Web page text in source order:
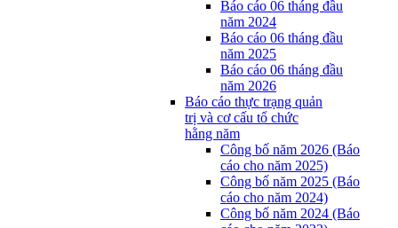
Báo cáo 06 tháng đầu
năm 2024
Báo cáo 06 tháng đầu
năm 2025
Báo cáo 06 tháng đầu
năm 2026
Báo cáo thực trạng quản
trị và cơ cấu tổ chức
hằng năm
Công bố năm 2026 (Báo
cáo cho năm 2025)
Công bố năm 2025 (Báo
cáo cho năm 2024)
Công bố năm 2024 (Báo